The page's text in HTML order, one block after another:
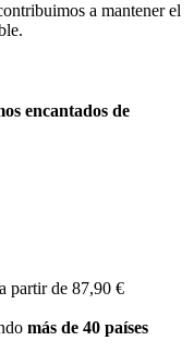
a mantener el
encantados de
a partir de 87,90 €
más de 40 países